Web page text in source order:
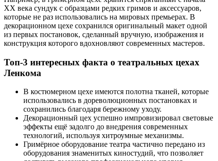
XX века сундук с образцами редких гримов и аксессуаров,
которые не раз использовались на мировых премьерах. В
декорационном цехе сохранился оригинальный макет одной
из первых постановок, сделанный вручную, изображения и
конструкция которого вдохновляют современных мастеров.
Топ-3 интересных факта о театральных цехах
Ленкома
В костюмерном цехе имеются полотна тканей, которые
использовались в дореволюционных постановках и
сохранились благодаря бережному уходу.
Декорационный цех успешно импровизировал световые
эффекты ещё задолго до внедрения современных
технологий, используя хитроумные механизмы.
Гримёрное оборудование театра частично передано из
оборудования знаменитых киностудий, что позволяет